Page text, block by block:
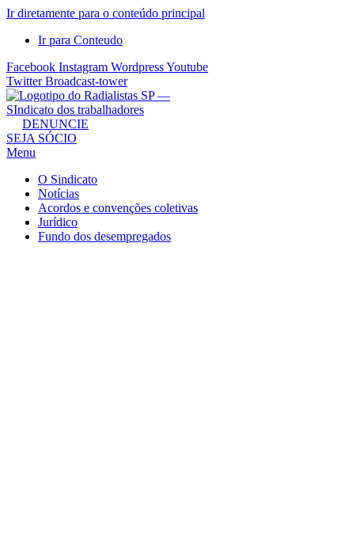
Ir diretamente para o conteúdo principal
Ir para Conteudo
Facebook Instagram WordpressYoutube
Twitter Broadcast-tower
Sindicato
dos
Radialistas
São
Paulo
Sindicato
DENUNCIE
SEJA SÓCIO
Menu
O Sindicato
Notícias
Acordos e convenções coletivas
Jurídico
Fundo dos desempregados